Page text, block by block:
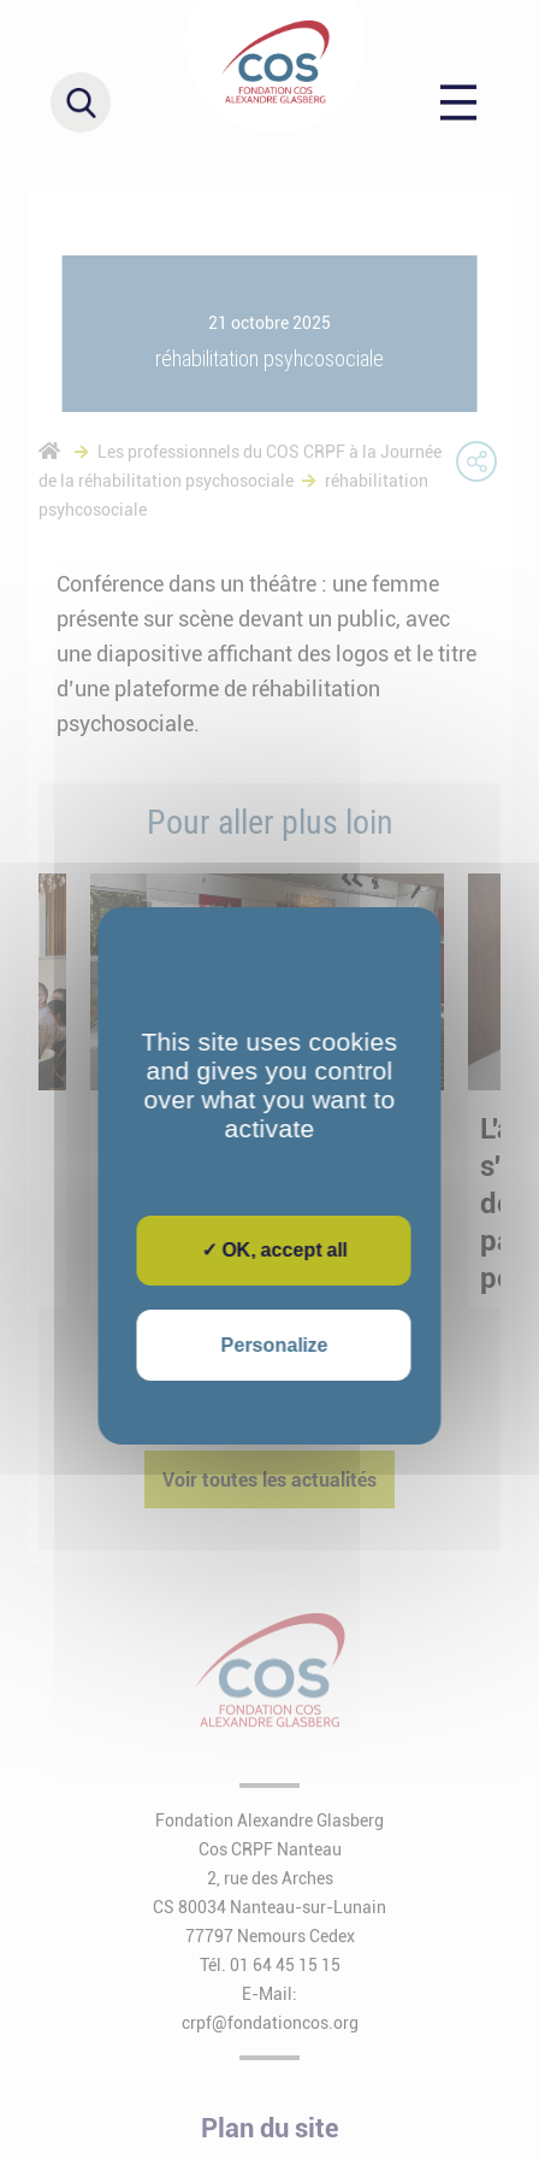
21 octobre 2025
réhabilitation psyhcosociale
Les professionnels du COS CRPF à la Journée
de la réhabilitation psychosociale
réhabilitation
psyhcosociale
Conférence dans un théâtre : une femme
présente sur scène devant un public, avec
une diapositive affichant des logos et le titre
d’une plateforme de réhabilitation
psychosociale.
Pour aller plus loin
Sortie pédagogique au
autrement grâce à la
culture
Voir détails
de
1 2 3 4 5
Voir toutes les actualités
Fondation Alexandre Glasberg
Cos CRPF Nanteau
2, rue des Arches
CS 80034 Nanteau-sur-Lunain
77797 Nemours Cedex
Tél. 01 64 45 15 15
E-Mail:
crpf@fondationcos.org
Plan du site
This site uses cookies
and gives you control
over what you want to
activate
✓ OK, accept all
Personalize